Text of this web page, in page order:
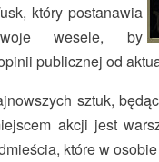
który postanawia
wesele, by
publicznej od
sztuk,
akcji jest
które w